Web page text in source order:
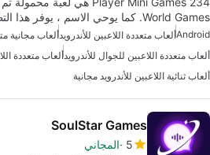
World Games. كما يوحي الاسم ، يوفر هذا التطبيق للاعبين…
Androidألعاب متعددة اللاعبين للأندرويد
ألعاب متعددة اللاعبين للجوال للأندرويدألعاب متعددة
ألعاب ثنائية اللاعبين للأندرويد مجانية
SoulStar Games
5 المجاني